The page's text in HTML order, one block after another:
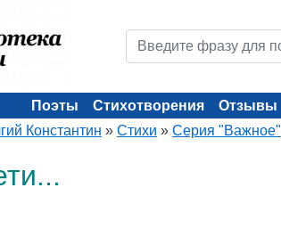
Поэты Стихотворения Отзывы
Константин » Стихи » Серия "Важное"